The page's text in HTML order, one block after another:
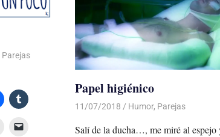
Parejas
Papel higiénico
11/07/2018 De todo un Poco
Humor, Parejas
Salí de la ducha…, me miré al espejo